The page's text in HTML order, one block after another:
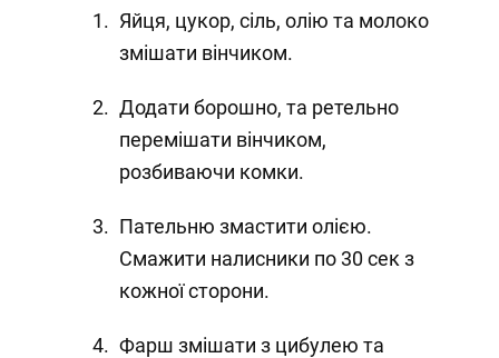
Яйця, цукор, сіль, олію та молоко
змішати вінчиком.
Додати борошно, та ретельно
перемішати вінчиком,
розбиваючи комки.
Пательню змастити олією.
Смажити налисники по 30 сек з
кожної сторони.
Фарш змішати з цибулею та